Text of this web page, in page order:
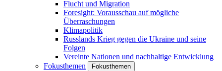
Flucht und Migration
Foresight: Vorausschau auf mögliche
Überraschungen
Klimapolitik
Russlands Krieg gegen die Ukraine und seine
Folgen
Vereinte Nationen und nachhaltige Entwicklung
Fokusthemen
Fokusthemen